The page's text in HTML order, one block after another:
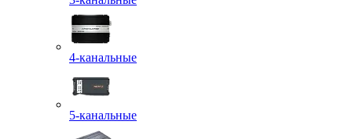
4-канальные
5-канальные